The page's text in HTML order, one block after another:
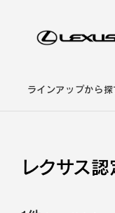
ラインアップから探
レクサス